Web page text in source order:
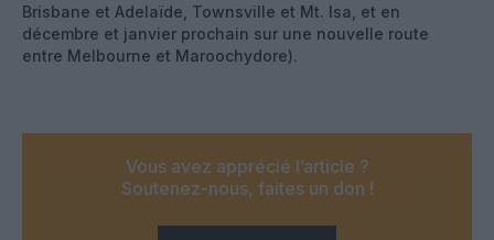
Brisbane et Adelaïde, Townsville et Mt. Isa, et en
décembre et janvier prochain sur une nouvelle route
entre Melbourne et Maroochydore).
Vous avez apprécié l’article ?
Soutenez-nous, faites un don !